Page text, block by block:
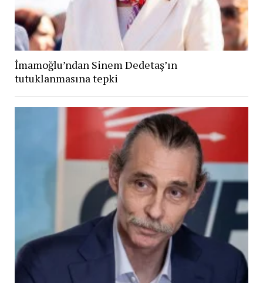
İmamoğlu’ndan Sinem Dedetaş’ın
tutuklanmasına tepki